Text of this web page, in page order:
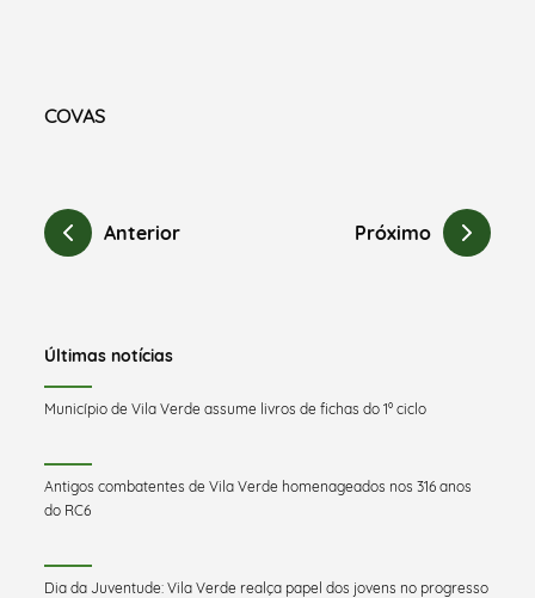
COVAS
Anterior Próximo
Últimas notícias
Município de Vila Verde assume livros de fichas do 1º ciclo
Antigos combatentes de Vila Verde homenageados nos 316 anos
do RC6
Dia da Juventude: Vila Verde realça papel dos jovens no progresso